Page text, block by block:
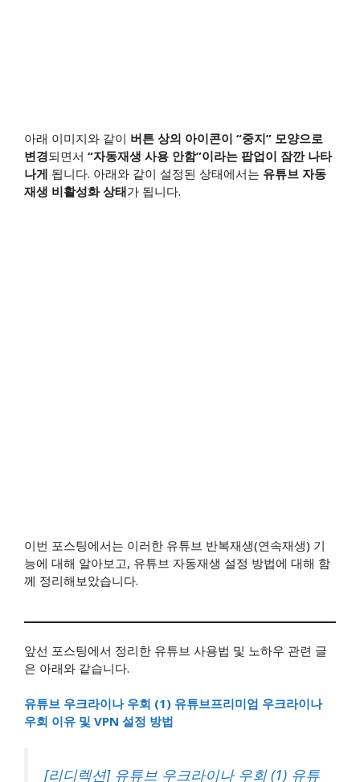
아래 이미지와 같이 버튼 상의 아이콘이 “중지” 모양으로
변경되면서 “자동재생 사용 안함”이라는 팝업이 잠깐 나타
나게 됩니다. 아래와 같이 설정된 상태에서는 유튜브 자동
재생 비활성화 상태가 됩니다.
이번 포스팅에서는 이러한 유튜브 반복재생(연속재생) 기
능에 대해 알아보고, 유튜브 자동재생 설정 방법에 대해 함
께 정리해보았습니다.
앞선 포스팅에서 정리한 유튜브 사용법 및 노하우 관련 글
은 아래와 같습니다.
유튜브 우크라이나 우회 (1) 유튜브프리미엄 우크라이나
우회 이유 및 VPN 설정 방법
[리디렉션] 유튜브 우크라이나 우회 (1) 유튜